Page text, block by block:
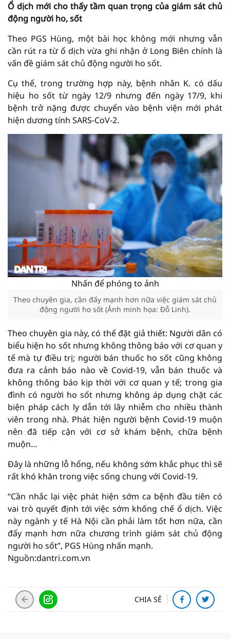
Ổ dịch mới cho thấy tầm quan trọng của giám sát chủ
động người ho, sốt
Theo PGS Hùng, một bài học không mới nhưng vẫn
cần rút ra từ ổ dịch vừa ghi nhận ở Long Biên chính là
vấn đề giám sát chủ động người ho sốt.
Cụ thể, trong trường hợp này, bệnh nhân K. có dấu
hiệu ho sốt từ ngày 12/9 nhưng đến ngày 17/9, khi
bệnh trở nặng được chuyển vào bệnh viện mới phát
hiện dương tính SARS-CoV-2.
Nhấn để phóng to ảnh
Theo chuyên gia, cần đẩy mạnh hơn nữa việc giám sát chủ
động người ho sốt (Ảnh minh họa: Đỗ Linh).
Theo chuyên gia này, có thể đặt giả thiết: Người dân có
biểu hiện ho sốt nhưng không thông báo với cơ quan y
tế mà tự điều trị; người bán thuốc ho sốt cũng không
đưa ra cảnh báo nào về Covid-19, vẫn bán thuốc và
không thông báo kịp thời với cơ quan y tế; trong gia
đình có người ho sốt nhưng không áp dụng chặt các
biện pháp cách ly dẫn tới lây nhiễm cho nhiều thành
viên trong nhà. Phát hiện người bệnh Covid-19 muộn
nên đã tiếp cận với cơ sở khám bệnh, chữa bệnh
muộn…
Đây là những lỗ hổng, nếu không sớm khắc phục thì sẽ
rất khó khăn trong việc sống chung với Covid-19.
“Cần nhắc lại việc phát hiện sớm ca bệnh đầu tiên có
vai trò quyết định tới việc sớm khống chế ổ dịch. Việc
này ngành y tế Hà Nội cần phải làm tốt hơn nữa, cần
đẩy mạnh hơn nữa chương trình giám sát chủ động
người ho sốt”, PGS Hùng nhấn mạnh.
Nguồn:dantri.com.vn
CHIA SẺ